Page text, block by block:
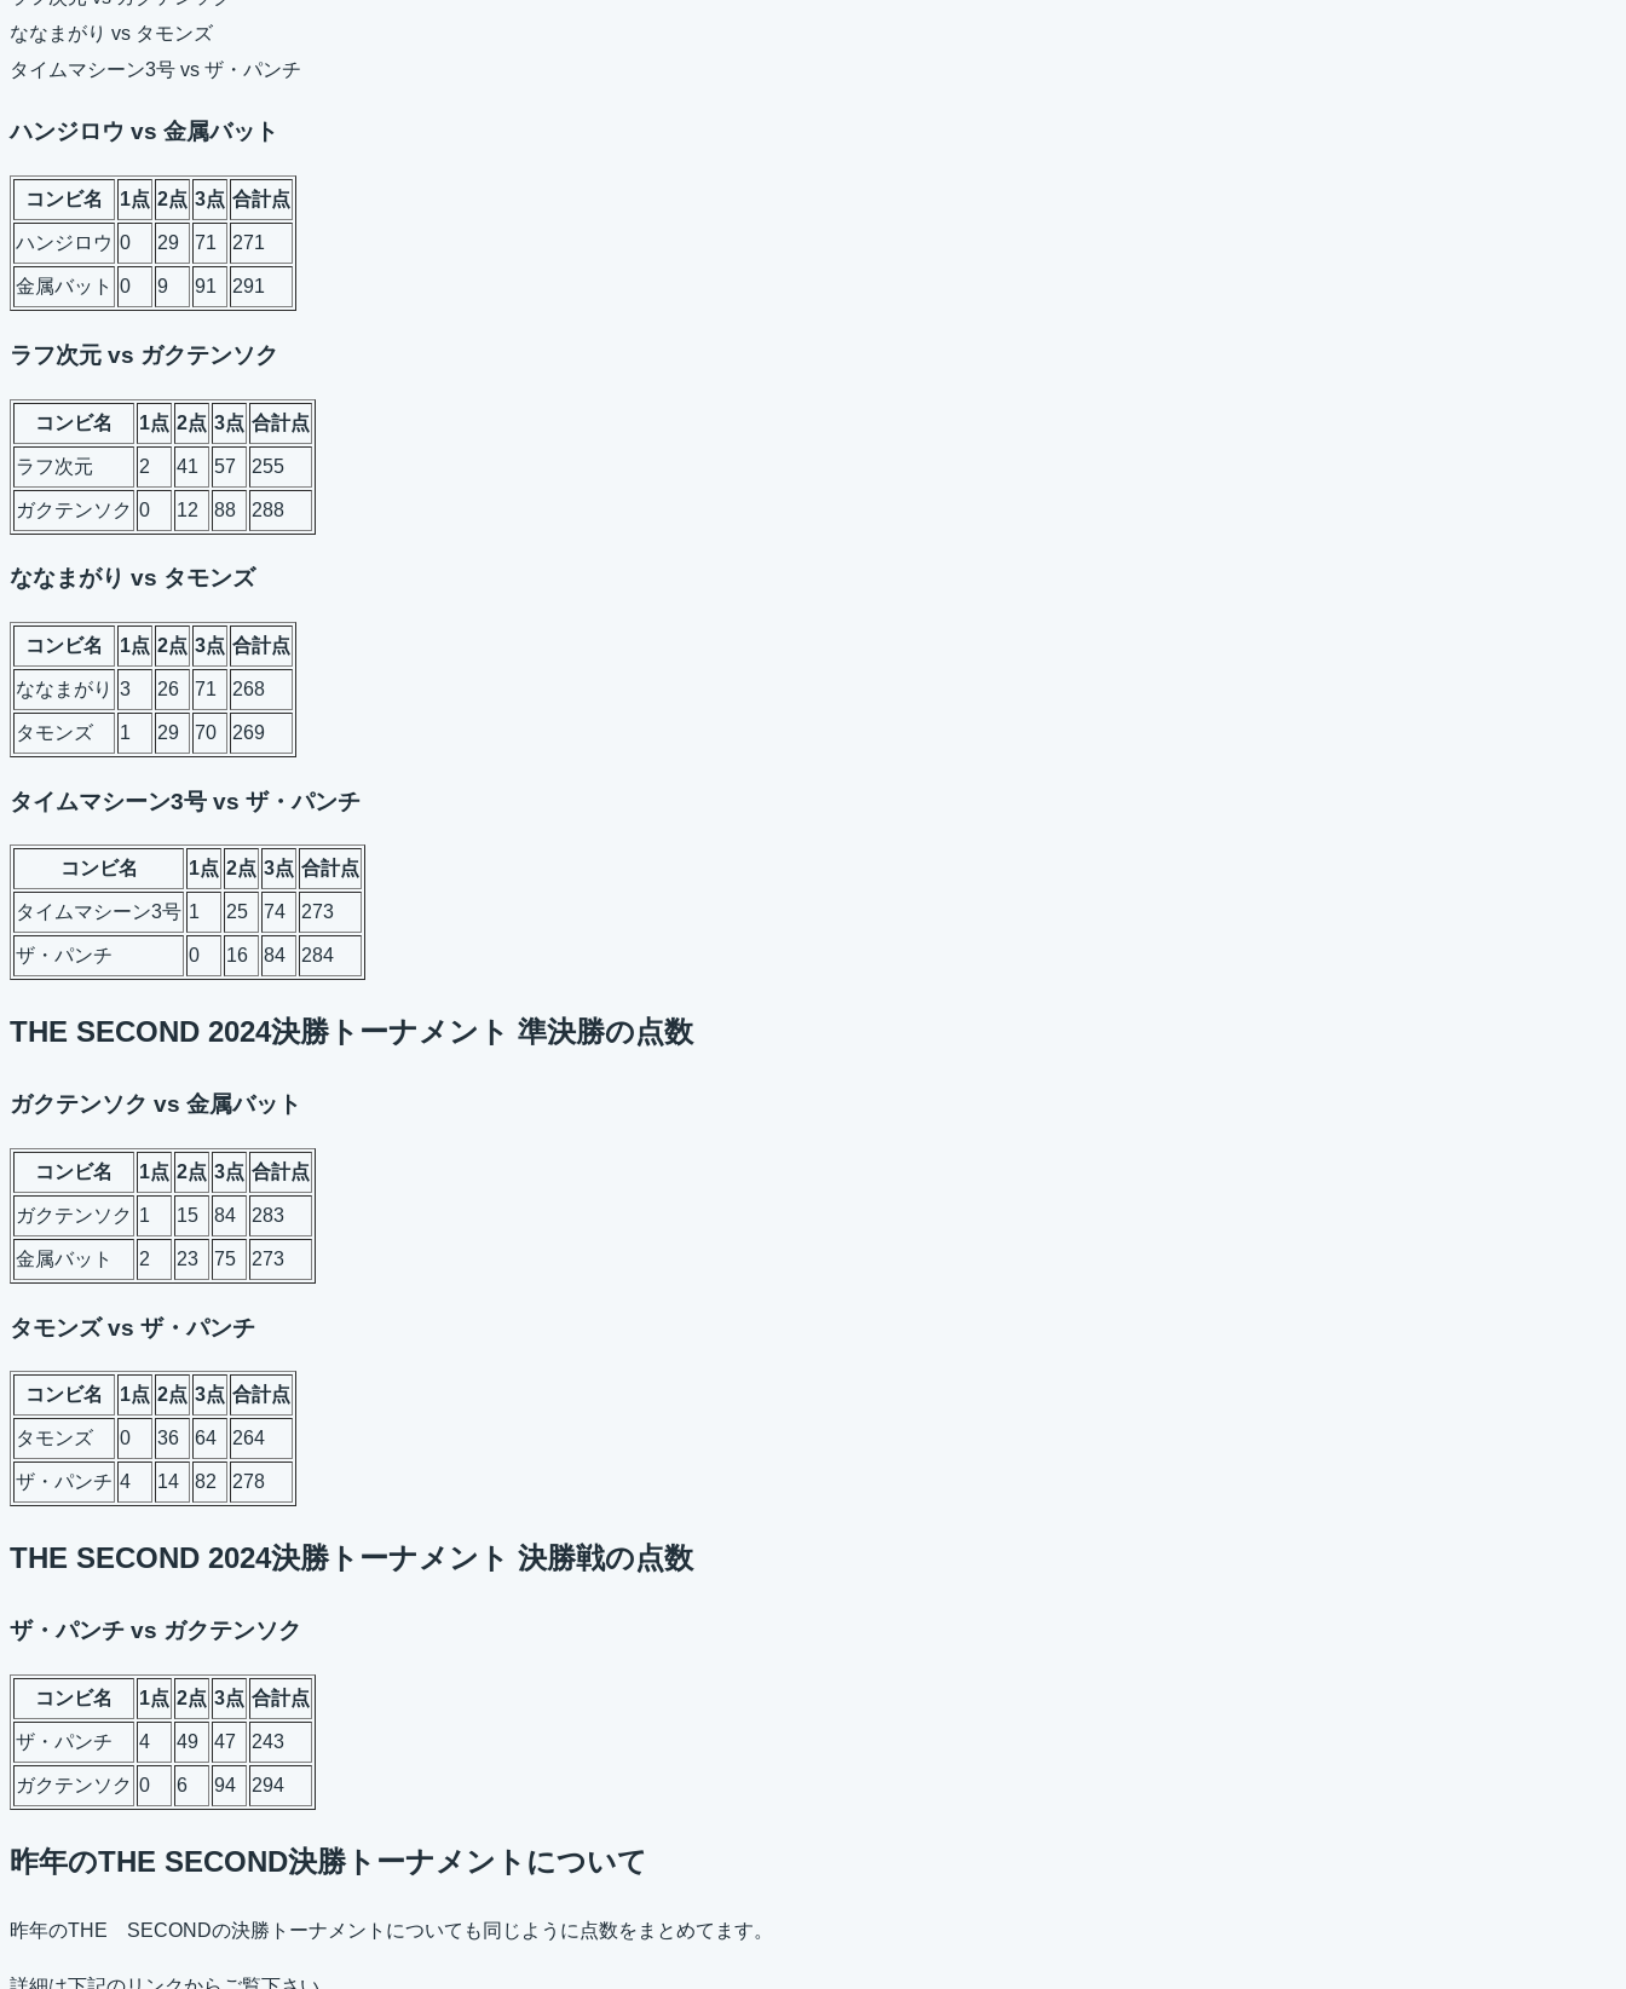
ななまがり vs タモンズ
タイムマシーン3号 vs ザ・パンチ
ハンジロウ vs 金属バット
コンビ名 1点 2点 3点 合計点
ハンジロウ 0 29 71 271
金属バット 0 9 91 291
ラフ次元 vs ガクテンソク
コンビ名 1点 2点 3点 合計点
ラフ次元 2 41 57 255
ガクテンソク 0 12 88 288
ななまがり vs タモンズ
コンビ名 1点 2点 3点 合計点
ななまがり 3 26 71 268
タモンズ 1 29 70 269
タイムマシーン3号 vs ザ・パンチ
コンビ名 1点 2点 3点 合計点
タイムマシーン3号 1 25 74 273
ザ・パンチ 0 16 84 284
THE SECOND 2024決勝トーナメント 準決勝の点数
ガクテンソク vs 金属バット
コンビ名 1点 2点 3点 合計点
ガクテンソク 1 15 84 283
金属バット 2 23 75 273
タモンズ vs ザ・パンチ
コンビ名 1点 2点 3点 合計点
タモンズ 0 36 64 264
ザ・パンチ 4 14 82 278
THE SECOND 2024決勝トーナメント 決勝戦の点数
ザ・パンチ vs ガクテンソク
コンビ名 1点 2点 3点 合計点
ザ・パンチ 4 49 47 243
ガクテンソク 0 6 94 294
昨年のTHE SECOND決勝トーナメントについて
昨年のTHE SECONDの決勝トーナメントについても同じように点数をまとめてます。